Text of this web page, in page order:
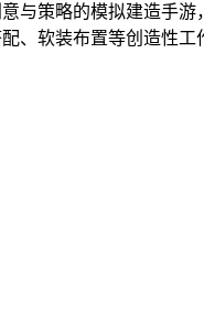
与策略的模拟建造手
、软装布置等创造性工